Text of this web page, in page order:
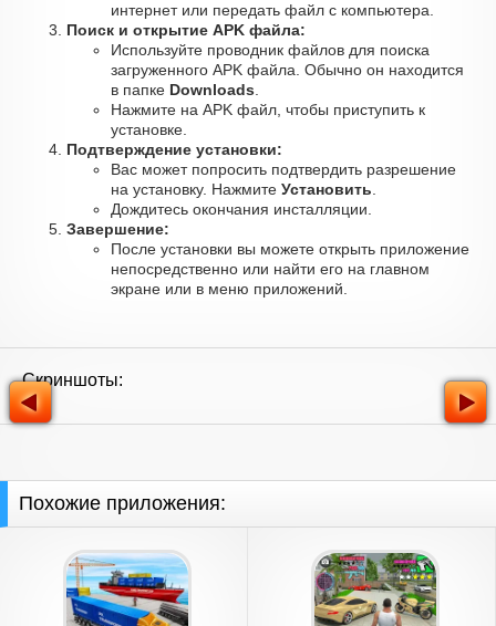
интернет или передать файл с компьютера.
Поиск и открытие APK файла:
Используйте проводник файлов для поиска
загруженного APK файла. Обычно он находится
в папке Downloads
Нажмите на APK файл, чтобы приступить к
установке.
Подтверждение установки:
Вас может попросить подтвердить разрешение
на установку. Нажмите Установить
Дождитесь окончания инсталляции.
Завершение:
После установки вы можете открыть приложение
непосредственно или найти его на главном
экране или в меню приложений.
Скриншоты:
Похожие приложения: